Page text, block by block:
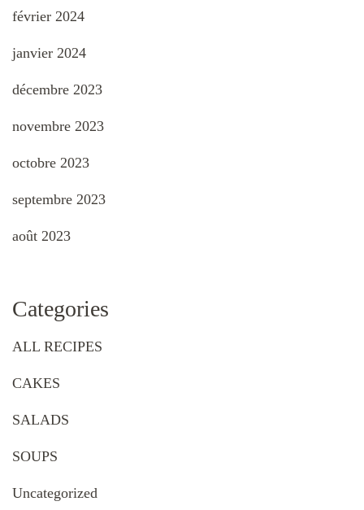
février 2024
janvier 2024
décembre 2023
novembre 2023
octobre 2023
septembre 2023
août 2023
Categories
ALL RECIPES
CAKES
SALADS
SOUPS
Uncategorized